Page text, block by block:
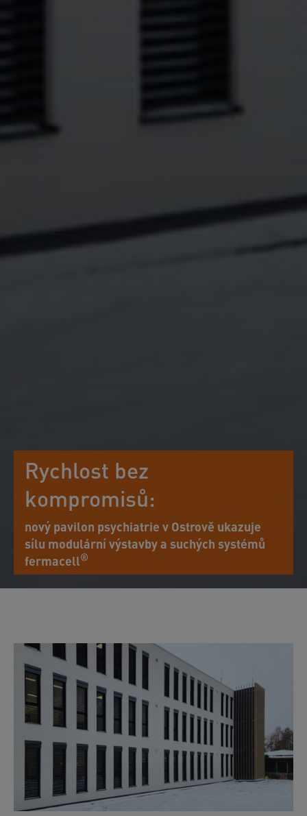
Rychlost bez
kompromisů:
nový pavilon psychiatrie v Ostrově ukazuje
sílu modulární výstavby a suchých systémů
fermacell®